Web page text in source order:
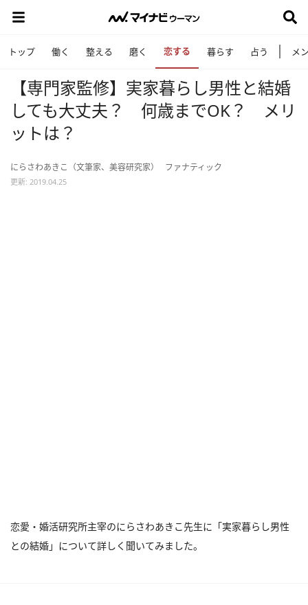
トップ 働く 整える 磨く 恋する 暮らす 占う メ
【専門家監修】実家暮らし男性と結婚
しても大丈夫？ 何歳までOK？ メリ
ットは？
にらさわあきこ（文筆家、美容研究家） ファナティック
更新: 2019.04.25
恋愛・婚活研究所主宰のにらさわあきこ先生に「実家暮らし男性
との結婚」について詳しく聞いてみました。